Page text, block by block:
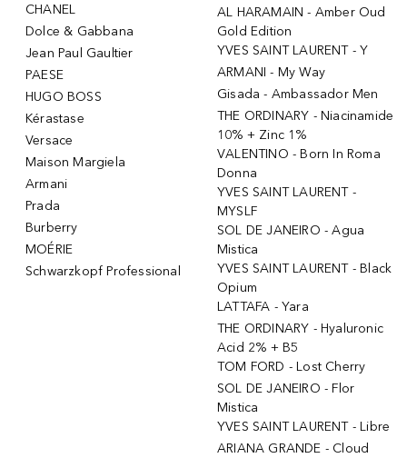
CHANEL
Dolce & Gabbana
Jean Paul Gaultier
PAESE
HUGO BOSS
Kérastase
Versace
Maison Margiela
Armani
Prada
Burberry
MOÉRIE
Schwarzkopf Professional
AL HARAMAIN - Amber Oud
Gold Edition
YVES SAINT LAURENT - Y
ARMANI - My Way
Gisada - Ambassador Men
THE ORDINARY - Niacinamide
10% + Zinc 1%
VALENTINO - Born In Roma
Donna
YVES SAINT LAURENT -
MYSLF
SOL DE JANEIRO - Agua
Mistica
YVES SAINT LAURENT - Black
Opium
LATTAFA - Yara
THE ORDINARY - Hyaluronic
Acid 2% + B5
TOM FORD - Lost Cherry
SOL DE JANEIRO - Flor
Mistica
YVES SAINT LAURENT - Libre
ARIANA GRANDE - Cloud